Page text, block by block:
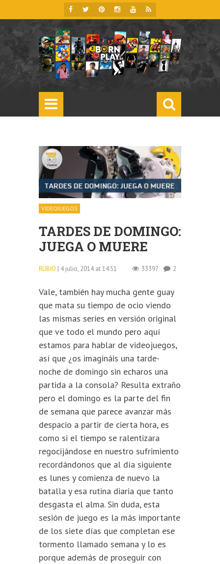
VIDEOJUEGOS
TARDES DE DOMINGO:
JUEGA O MUERE
RUBIO | 4 julio, 2014 at 14:51 33397 2
Vale, también hay mucha gente guay
que mata su tiempo de ocio viendo
las mismas series en versión original
que ve todo el mundo pero aquí
estamos para hablar de videojuegos,
así que ¿os imagináis una tarde-
noche de domingo sin echaros una
partida a la consola? Resulta extraño
pero el domingo es la parte del fin
de semana que parece avanzar más
despacio a partir de cierta hora, es
como si el tiempo se ralentizara
regocijándose en nuestro sufrimiento
recordándonos que al día siguiente
es lunes y comienza de nuevo la
batalla y esa rutina diaria que tanto
desgasta el alma. Sin duda, esta
sesión de juego es la más importante
de los siete días que completan ese
tormento llamado semana y lo es
porque además de proseguir con